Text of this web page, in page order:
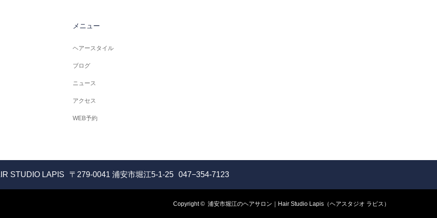
メニュー
ヘアースタイル
ブログ
ニュース
アクセス
WEB予約
STUDIO LAPIS 〒279-0041 浦安市堀江5-1-25 047−354-7123
Copyright © 浦安市堀江のヘアサロン｜Hair Studio Lapis（ヘアスタジオ ラピス）